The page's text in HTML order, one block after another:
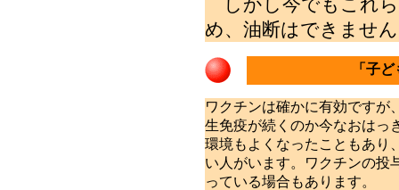
しかし今でもこれ
め、油断はできませ
「子
ワクチンは確かに有効ですが
生免疫が続くのか今なおはっ
環境もよくなったこともあり
い人がいます。ワクチンの投
っている場合もあります。